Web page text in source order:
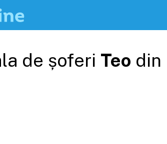
de șoferi Teo din